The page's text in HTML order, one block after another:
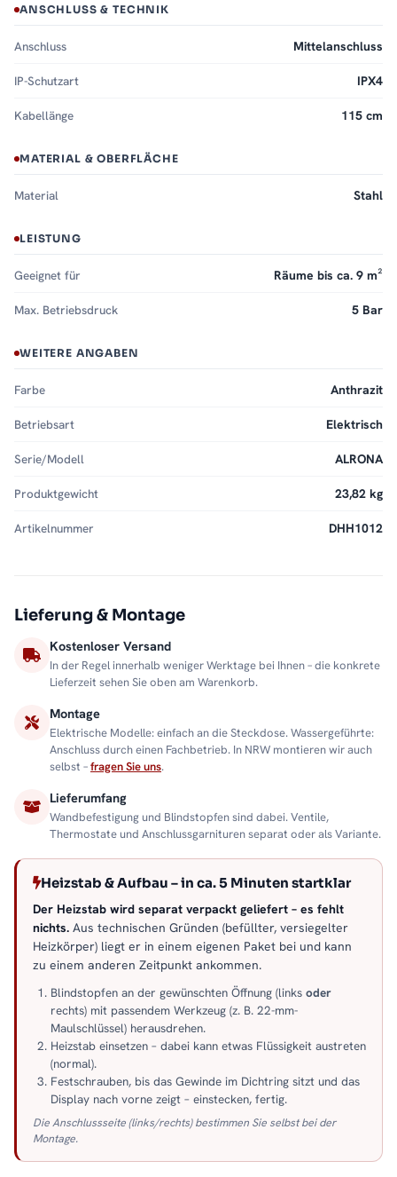
ANSCHLUSS & TECHNIK
Anschluss Mittelanschluss
IP-Schutzart IPX4
Kabellänge 115 cm
MATERIAL & OBERFLÄCHE
Material Stahl
LEISTUNG
Geeignet für Räume bis ca. 9 m²
Max. Betriebsdruck 5 Bar
WEITERE ANGABEN
Farbe Anthrazit
Betriebsart Elektrisch
Serie/Modell ALRONA
Produktgewicht 23,82 kg
Artikelnummer DHH1012
Lieferung & Montage
Kostenloser Versand
In der Regel innerhalb weniger Werktage bei Ihnen – die konkrete
Lieferzeit sehen Sie oben am Warenkorb.
Montage
Elektrische Modelle: einfach an die Steckdose. Wassergeführte:
Anschluss durch einen Fachbetrieb. In NRW montieren wir auch
selbst –fragen Sie uns.
Lieferumfang
Wandbefestigung und Blindstopfen sind dabei. Ventile,
Thermostate und Anschlussgarnituren separat oder als Variante.
Heizstab & Aufbau – in ca. 5 Minuten startklar
Der Heizstab wird separat verpackt geliefert – es fehlt
nichts. Aus technischen Gründen (befüllter, versiegelter
Heizkörper) liegt er in einem eigenen Paket bei und kann
zu einem anderen Zeitpunkt ankommen.
Blindstopfen an der gewünschten Öffnung (links oder
rechts) mit passendem Werkzeug (z. B. 22-mm-
Maulschlüssel) herausdrehen.
Heizstab einsetzen – dabei kann etwas Flüssigkeit austreten
(normal).
Festschrauben, bis das Gewinde im Dichtring sitzt und das
Display nach vorne zeigt – einstecken, fertig.
Die Anschlussseite (links/rechts) bestimmen Sie selbst bei der
Montage.